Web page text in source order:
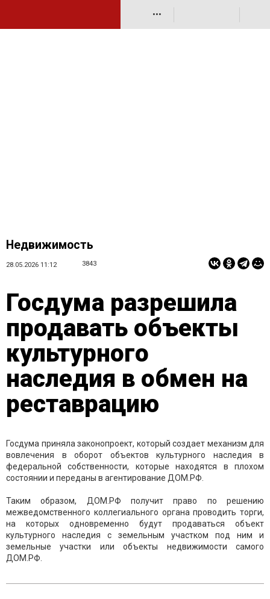
•••
Недвижимость
28.05.2026 11:12 3843
Госдума разрешила
продавать объекты
культурного
наследия в обмен на
реставрацию
Госдума приняла законопроект, который создает механизм для
вовлечения в оборот объектов культурного наследия в
федеральной собственности, которые находятся в плохом
состоянии и переданы в агентирование ДОМ.РФ.
Таким образом, ДОМ.РФ получит право по решению
межведомственного коллегиального органа проводить торги,
на которых одновременно будут продаваться объект
культурного наследия с земельным участком под ним и
земельные участки или объекты недвижимости самого
ДОМ.РФ.